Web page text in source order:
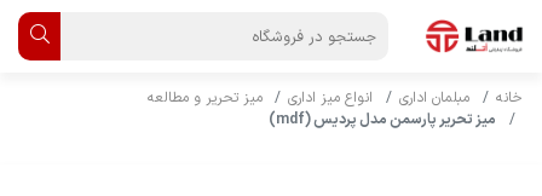
خانه مبلمان اداری انواع میز اداری
میز تحریر و مطالعه
میز تحریر پارسمن مدل پردیس (mdf)